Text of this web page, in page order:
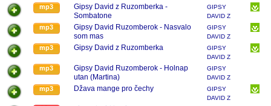
RUŽOMBERKA
mp3
Gipsy David z Ruzomberka -
Sombatone
GIPSY
DAVID Z
RUŽOMBERKA
mp3
Gipsy David Ruzomberok - Nasvalo
som mas
GIPSY
DAVID Z
RUŽOMBERKA
mp3 Gipsy David z Ruzomberka
GIPSY
DAVID Z
RUŽOMBERKA
mp3
Gipsy David Ruzomberok - Holnap
utan (Martina)
GIPSY
DAVID Z
RUŽOMBERKA
mp3 Džava mange pro čechy
GIPSY
DAVID Z